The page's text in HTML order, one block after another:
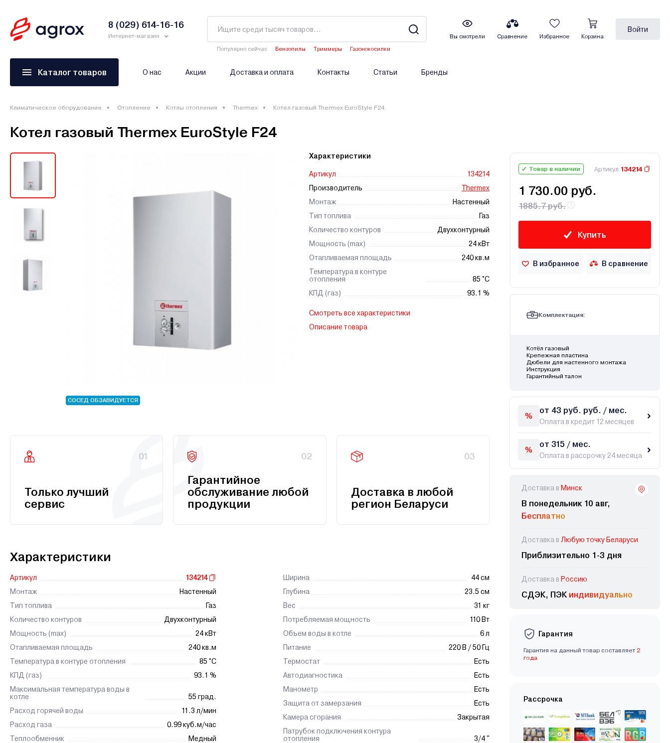
8 (029) 614-16-16
Интернет-магазин
Популярно сейчас Бензопилы Триммеры
Газонокосилки
Вы смотрели Сравнение Избранное Корзина
Войти
Каталог товаров О нас Акции Доставка и оплата Контакты Статьи Бренды
Климатическое оборудование Отопление Котлы отопления Thermex Котел газовый Thermex EuroStyle F24
Котел газовый Thermex EuroStyle F24
СОСЕД ОБЗАВИДУЕТСЯ
Характеристики
Артикул
134214
Производитель
Thermex
Монтаж
Настенный
Тип топлива
Газ
Количество контуров
Двухконтурный
Мощность (max)
24 кВт
Отапливаемая площадь
240 кв.м
Температура в контуре
отопления
85 °C
КПД (газ)
93.1 %
Смотреть все характеристики
Описание товара
01
Только лучший
сервис
02
Гарантийное
обслуживание любой
продукции
03
Доставка в любой
регион Беларуси
Характеристики
Артикул
134214
Монтаж
Настенный
Тип топлива
Газ
Количество контуров
Двухконтурный
Мощность (max)
24 кВт
Отапливаемая площадь
240 кв.м
Температура в контуре отопления
85 °C
КПД (газ)
93.1 %
Максимальная температура воды в
котле
55 град.
Расход горячей воды
11.3 л/мин
Расход газа
0.99 куб.м/час
Теплообменник
Медный
Ширина
44 см
Глубина
23.5 см
Вес
31 кг
Потребляемая мощность
110 Вт
Объем воды в котле
6 л
Питание
220 В / 50 Гц
Термостат
Есть
Автодиагностика
Есть
Манометр
Есть
Защита от замерзания
Есть
Камера сгорания
Закрытая
Патрубок подключения контура
отопления
3/4 "
Товар в наличии Артикул 134214
1 730.00 руб.
1885.7 руб.
Купить
В избранное В сравнение
Комплектация:
Котёл газовый
Крепежная пластина
Дюбели для настенного монтажа
Инструкция
Гарантийный талон
от 43 руб. руб. / мес.
Оплата в кредит 12 месяцев
от 315 / мес.
Оплата в рассрочку 24 месяца
Доставка в Минск
В понедельник 10 авг,
Бесплатно
Доставка в Любую точку Беларуси
Приблизительно 1-3 дня
Доставка в Россию
СДЭК, ПЭК индивидуально
Гарантия
Гарантия на данный товар составляет 2
года
Рассрочка